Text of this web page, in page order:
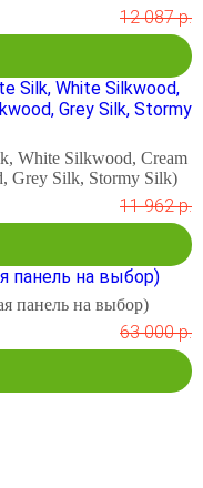
12 087 р.
White Silkwood, Cream
Grey Silk, Stormy Silk)
11 962 р.
панель на выбор)
63 000 р.